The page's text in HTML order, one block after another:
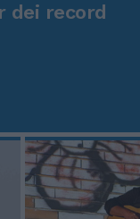
dei record